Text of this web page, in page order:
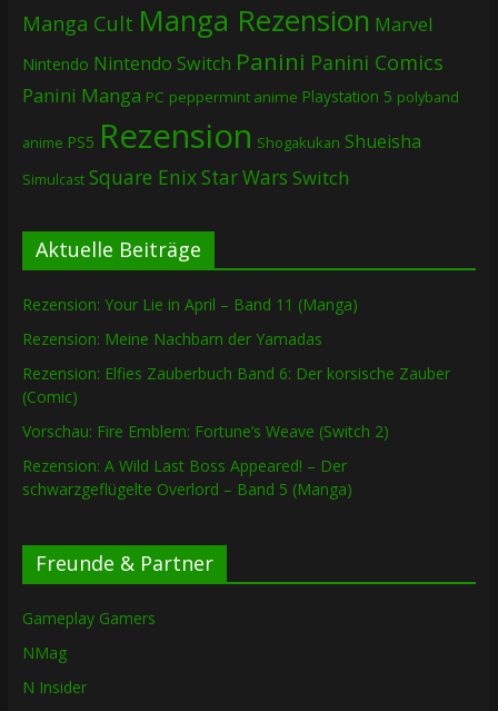
Manga Cult Manga Rezension Marvel
Nintendo Nintendo Switch Panini Panini Comics
Panini Manga PC peppermint anime Playstation 5 polyband
anime PS5 Rezension Shogakukan Shueisha
Simulcast Square EnixStar Wars Switch
Aktuelle Beiträge
Rezension: Your Lie in April – Band 11 (Manga)
Rezension: Meine Nachbarn der Yamadas
Rezension: Elfies Zauberbuch Band 6: Der korsische Zauber
(Comic)
Vorschau: Fire Emblem: Fortune’s Weave (Switch 2)
Rezension: A Wild Last Boss Appeared! – Der
schwarzgeflügelte Overlord – Band 5 (Manga)
Freunde & Partner
Gameplay Gamers
NMag
N Insider